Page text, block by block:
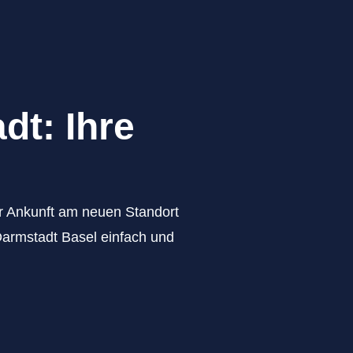
Ihre
Ankunft am neuen Standort
Basel einfach und